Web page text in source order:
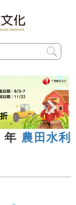
農田水利新